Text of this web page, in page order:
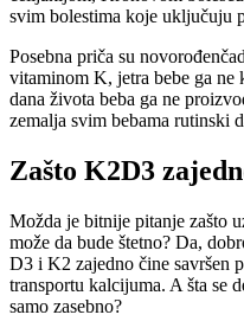
svim bolestima koje uključuju
Posebna priča su
vitaminom K, jetra bebe ga
dana života beba ga ne
zemalja svim bebama rutinski
Zašto K2D3
Možda je bitnije pitanje zašto
može da bude štetno? Da,
D3 i K2 zajedno čine savršen
transportu kalcijuma. A šta se
samo zasebno?